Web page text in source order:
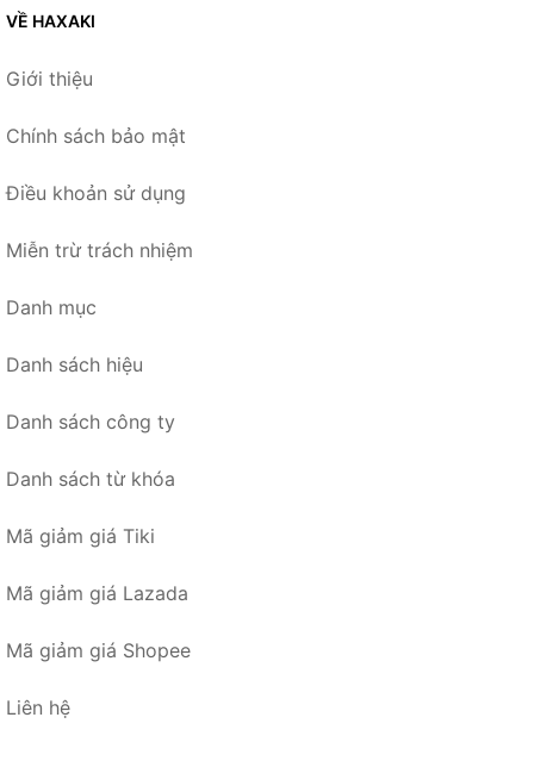
VỀ HAXAKI
Giới thiệu
Chính sách bảo mật
Điều khoản sử dụng
Miễn trừ trách nhiệm
Danh mục
Danh sách hiệu
Danh sách công ty
Danh sách từ khóa
Mã giảm giá Tiki
Mã giảm giá Lazada
Mã giảm giá Shopee
Liên hệ